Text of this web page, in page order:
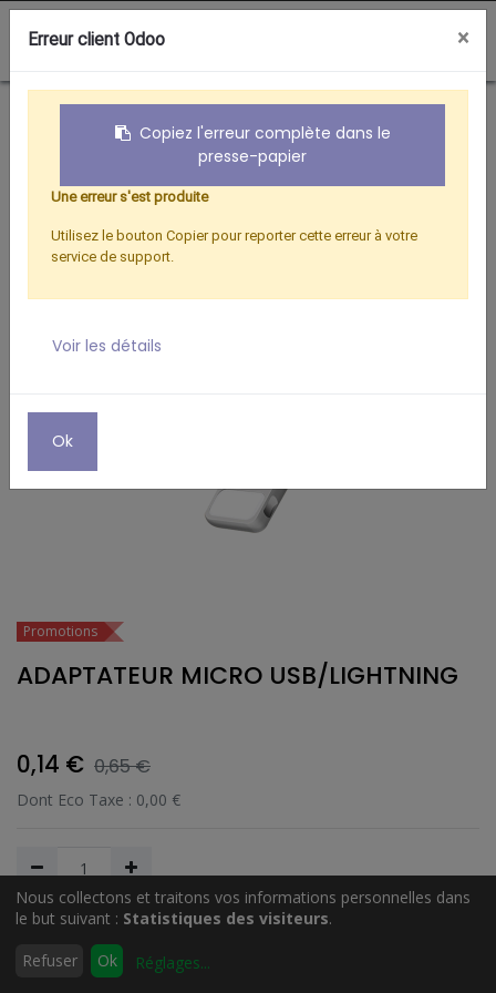
Rechercher
0
Boutique
Téléphonie Mobile
ADAPTATEUR MICRO USB/LIGHTNING
Promotions
ADAPTATEUR MICRO USB/LIGHTNING
0,14 € 0,65€
Dont Eco Taxe : 0,00 €
Nous collectons et traitons vos informations personnelles dans
le but suivant : Statistiques des visiteurs.
Refuser Ok Réglages...
Erreur client Odoo ×
Copiez l'erreur complète dans le
presse-papier
Une erreur s'est produite
Utilisez le bouton Copier pour reporter cette erreur à votre
service de support.
Voir les détails
Ok